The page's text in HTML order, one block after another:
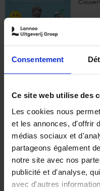
Consentement
Ce site web utilise des
Les cookies nous
et les annonces, d'offrir
médias sociaux et
partageons également
notre site avec nos
publicité et d'analyse,
avec d'autres
€
Jochen
€